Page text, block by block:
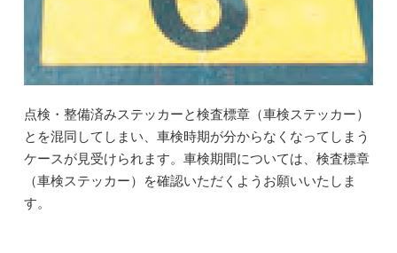
点検・整備済みステッカーと検査標章（車検ステッカー）
とを混同してしまい、車検時期が分からなくなってしまう
ケースが見受けられます。車検期間については、検査標章
（車検ステッカー）を確認いただくようお願いいたしま
す。